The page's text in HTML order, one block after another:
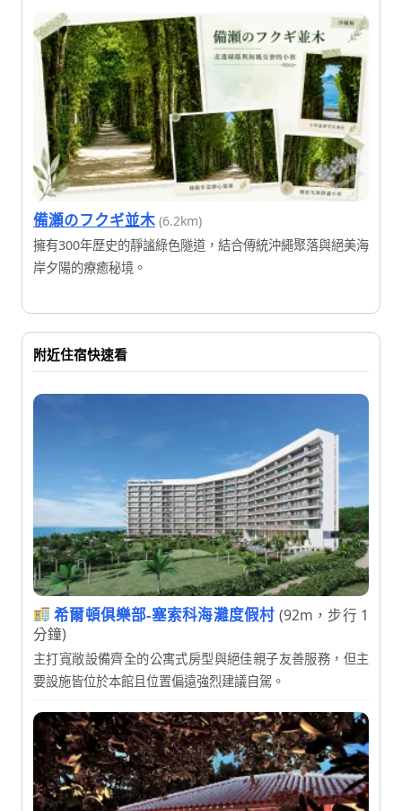
備瀬のフクギ並木 (6.2km)
擁有300年歷史的靜謐綠色隧道，結合傳統沖繩聚落與絕美海
岸夕陽的療癒秘境。
附近住宿快速看
希爾頓俱樂部-塞索科海灘度假村 (92m，步行 1
分鐘)
主打寬敞設備齊全的公寓式房型與絕佳親子友善服務，但主
要設施皆位於本館且位置偏遠強烈建議自駕。